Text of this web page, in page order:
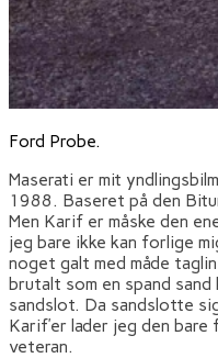
Ford Probe.
Maserati er mit
1988. Baseret på den
Men Karif er måske den
jeg bare ikke kan forlige
noget galt med måde
brutalt som en spand
sandslot. Da sandslotte
Karif’er lader jeg den
veteran.